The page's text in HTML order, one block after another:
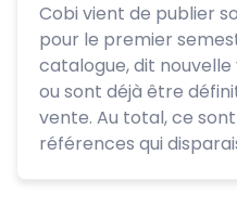
Cobi vient de publier
pour le premier
catalogue, dit
ou sont déjà être
vente. Au total, ce
références qui